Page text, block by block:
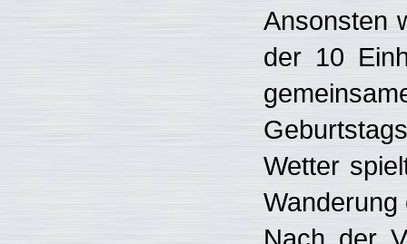
Ansonsten
der 10
Wetter